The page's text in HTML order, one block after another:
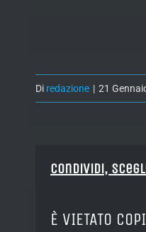
Di redazione | 21
Condividi,
È VIETATO